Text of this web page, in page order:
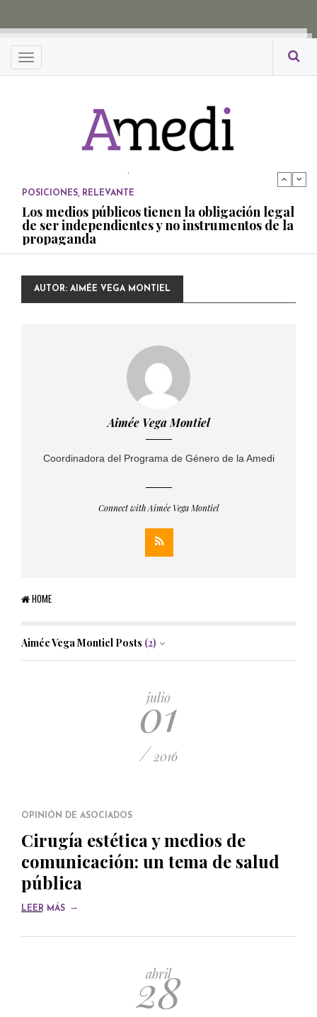
Menu
POSICIONES
Consejos ciudadanos e IFT deben garantizar
independencia editorial de medios públicos
Amedi condena atentado contra Ciro Gómez
POSICIONES, RELEVANTE
Los medios públicos tienen la obligación legal
de ser independientes y no instrumentos de la
propaganda
PUBLICADO EL 27 NOVIEMBRE, 2022
Consejos ciudadanos e IFT deben garantizar
AUTOR: AIMÉE VEGA MONTIEL
Aimée Vega Montiel
Coordinadora del Programa de Género de la Amedi
Connect with Aimée Vega Montiel
HOME
Aimée Vega Montiel Posts (2)
julio
01
/ 2016
OPINIÓN DE ASOCIADOS
Cirugía estética y medios de
comunicación: un tema de salud
pública
LEER MÁS →
abril
28